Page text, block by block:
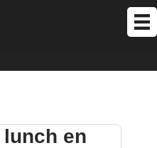
lunch en